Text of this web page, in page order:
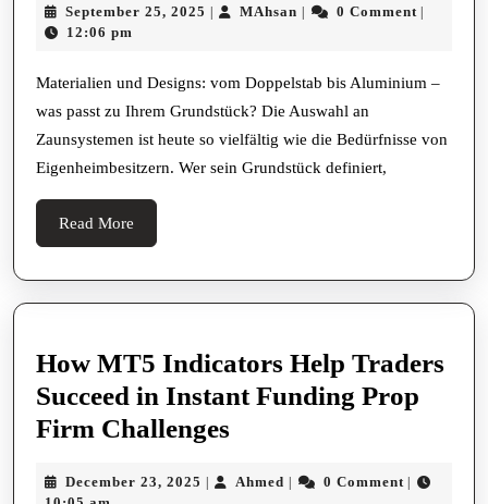
starke
Moderne
Zaunsysteme
und
September 25, 2025 September
| MAhsan MAhsan
| 0 Comment |
12:06 pm
Materialien und Designs: vom Doppelstab bis Aluminium –
was passt zu Ihrem Grundstück? Die Auswahl an
Zaunsystemen ist heute so vielfältig wie die Bedürfnisse von
Eigenheimbesitzern. Wer sein Grundstück definiert,
Read More
More
How MT5 Indicators Help Traders
Succeed in Instant Funding Prop
Firm Challenges
Indicators
December 23, 2025 December
| Ahmed Ahmed
| 0 Comment |